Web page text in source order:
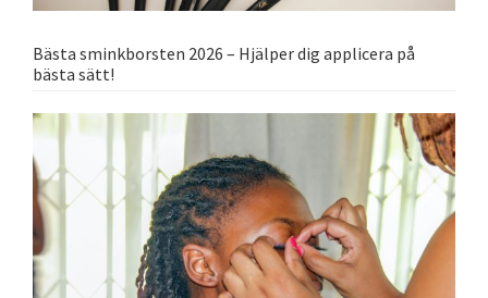
Bästa sminkborsten 2026 – Hjälper dig applicera på
bästa sätt!